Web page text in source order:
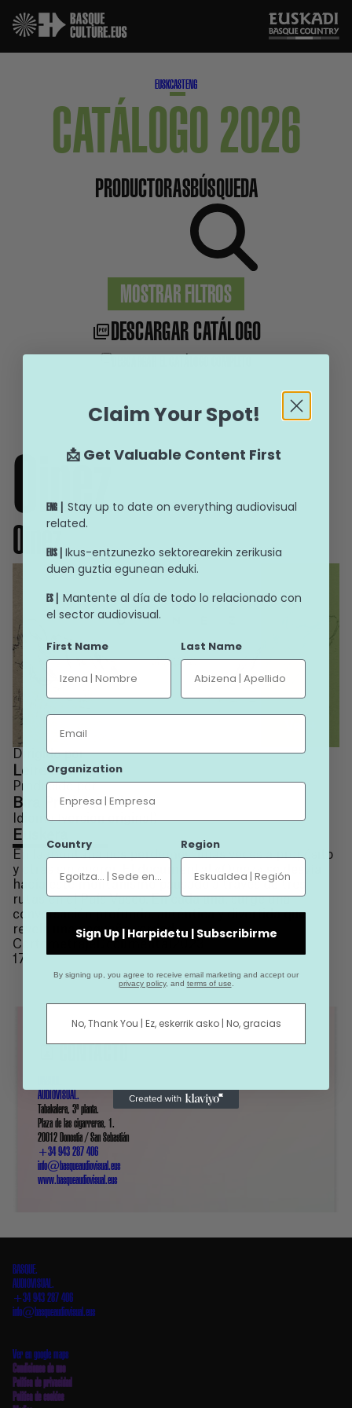
EUSKCASTENG
CATÁLOGO 2026
PRODUCTORASBÚSQUEDA
MOSTRAR FILTROS
DESCARGAR CATÁLOGO
CONTACTO
AUDIOVISUAL.
Tabakalera, 3ª planta.
Plaza de las cigarreras, 1.
20012 Donostia / San Sebastián
+34 943 287 406
info@basqueaudiovisual.eus
www.basqueaudiovisual.eus
Oinez
Oinez
Dirigido por
Leire Egaña
Producido por
Bira Produkzioak
Idioma (versión original)
Euskera
En la montaña nos perdemos; unas veces a propósito
y otras sin querer. El documental «Oinez» se desvía
hacía este montañismo pausado a través de tres
rutas en el País Vasco. En cada una, surge una
conversación profunda, auténtica y divertida que
revela una pequeña verdad.
Cortometraje
Documental
17’
BASQUE.
AUDIOVISUAL.
+34 943 287 406
info@basqueaudiovisual.eus
Ver en google maps
Condiciones de uso
Política de privacidad
Política de cookies
Claim Your Spot!
📩 Get Valuable Content First
ENG |
Stay up to date on everything audiovisual
related.
EUS | Ikus-entzunezko sektorearekin zerikusia
duen guztia egunean eduki.
ES |
Mantente al día de todo lo relacionado con
el sector audiovisual.
First Name Last Name
Email
Organization
Country Region
Sign Up | Harpidetu | Subscribirme
By signing up, you agree to receive email marketing and accept our
privacy policy, and terms of use
No, Thank You | Ez, eskerrik asko | No, gracias